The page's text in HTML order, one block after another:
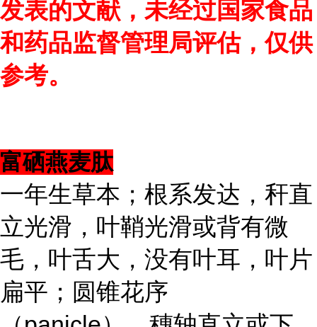
发表的文献，未经过国家食品
和药品监督管理局评估，仅供
参考。
富硒燕麦肽
一年生草本；根系发达，秆直
立光滑，叶鞘光滑或背有微
毛，叶舌大，没有叶耳，叶片
扁平；圆锥花序